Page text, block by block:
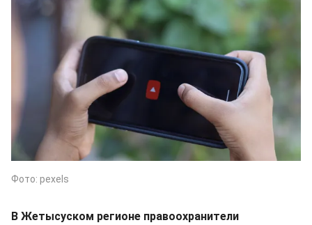
Фото: pexels
В Жетысуском регионе правоохранители